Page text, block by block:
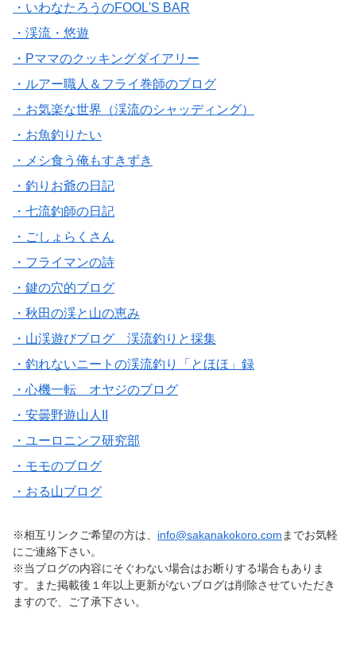
・いわなたろうのFOOL'S BAR
・渓流・悠遊
・Pママのクッキングダイアリー
・ルアー職人＆フライ巻師のブログ
・お気楽な世界（渓流のシャッディング）
・お魚釣りたい
・メシ食う俺もすきずき
・釣りお爺の日記
・七流釣師の日記
・ごしょらくさん
・フライマンの詩
・鍵の穴的ブログ
・秋田の渓と山の恵み
・山渓遊びブログ 渓流釣りと採集
・釣れないニートの渓流釣り「とほほ」録
・心機一転 オヤジのブログ
・安曇野遊山人II
・ユーロニンフ研究部
・モモのブログ
・おる山ブログ
※相互リンクご希望の方は、 info@sakanakokoro.comまでお気軽
にご連絡下さい。
※当ブログの内容にそぐわない場合はお断りする場合もありま
す。また掲載後１年以上更新がないブログは削除させていただき
ますので、ご了承下さい。